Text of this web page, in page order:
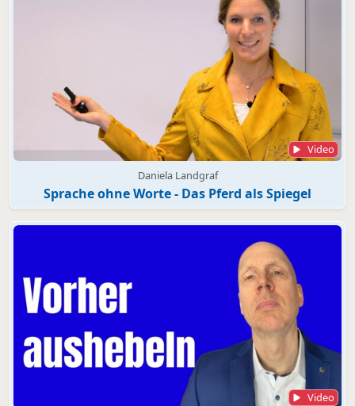
Video
Daniela Landgraf
Sprache ohne Worte - Das Pferd als Spiegel
Video